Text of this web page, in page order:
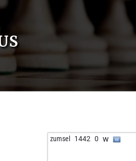
zumsel 1442 0 w